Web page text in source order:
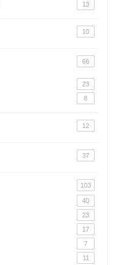
13
10
66
23
8
12
37
103
40
23
17
7
11